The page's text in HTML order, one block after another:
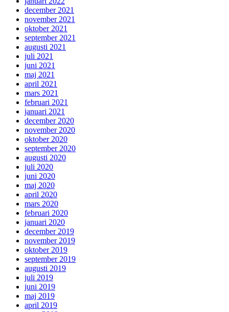
december 2021
november 2021
oktober 2021
september 2021
augusti 2021
juli 2021
juni 2021
maj 2021
april 2021
mars 2021
februari 2021
januari 2021
december 2020
november 2020
oktober 2020
september 2020
augusti 2020
juli 2020
juni 2020
maj 2020
april 2020
mars 2020
februari 2020
januari 2020
december 2019
november 2019
oktober 2019
september 2019
augusti 2019
juli 2019
juni 2019
maj 2019
april 2019